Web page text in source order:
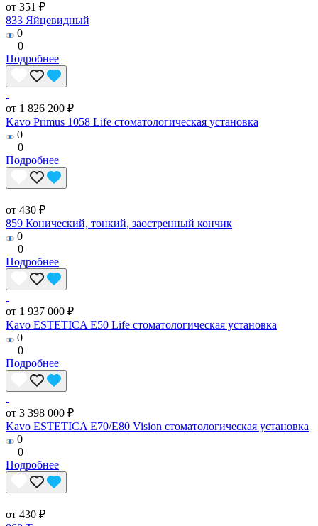
от 351 ₽
833 Яйцевидный
0
0
Подробнее
от 1 826 200 ₽
Kavo Primus 1058 Life стоматологическая установка
0
0
Подробнее
от 430 ₽
859 Конический, тонкий, заостренный кончик
0
0
Подробнее
от 1 937 000 ₽
Kavo ESTETICA E50 Life стоматологическая установка
0
0
Подробнее
от 3 398 000 ₽
Kavo ESTETICA E70/E80 Vision стоматологическая установка
0
0
Подробнее
от 430 ₽